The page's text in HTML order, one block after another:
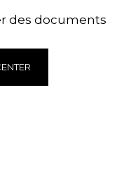
des documents